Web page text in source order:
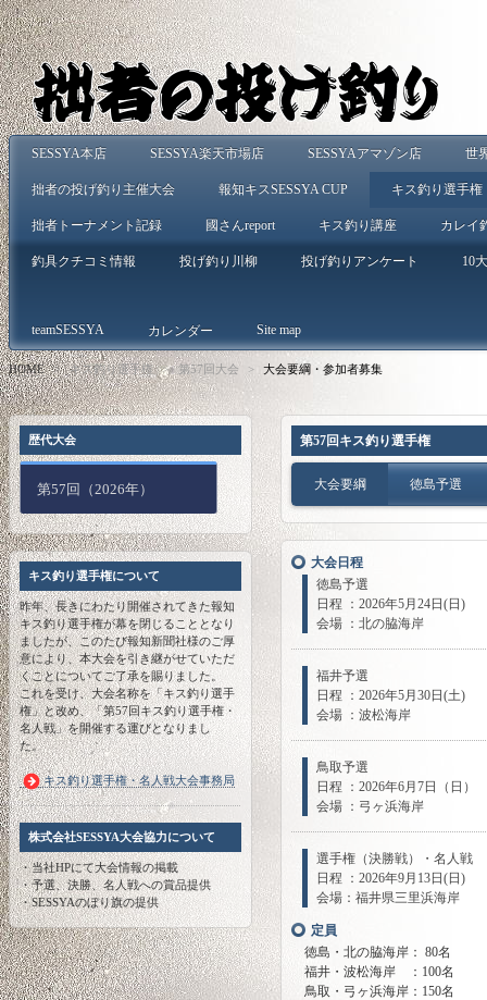
SESSYA本店 SESSYA楽天市場店 SESSYAアマゾン店 世
拙者の投げ釣り主催大会 報知キスSESSYA CUP キス釣り選手権
拙者トーナメント記録 國さんreport キス釣り講座 カレイ
釣具クチコミ情報 投げ釣り川柳 投げ釣りアンケート 10
teamSESSYA カレンダー Site map
HOME > キス釣り選手権 > 第57回大会 > 大会要綱・参加者募集
第57回キス釣り選手権
大会要綱 徳島予選
大会日程
徳島予選
日程 ：2026年5月24日(日)
会場 ：北の脇海岸
福井予選
日程 ：2026年5月30日(土)
会場 ：波松海岸
鳥取予選
日程 ：2026年6月7日（日）
会場 ：弓ヶ浜海岸
選手権（決勝戦）・名人戦
日程 ：2026年9月13日(日)
会場：福井県三里浜海岸
定員
徳島・北の脇海岸： 80名
福井・波松海岸 ：100名
鳥取・弓ヶ浜海岸：150名
歴代大会
第57回（2026年）
キス釣り選手権について
昨年、長きにわたり開催されてきた報知
キス釣り選手権が幕を閉じることとなり
ましたが、このたび報知新聞社様のご厚
意により、本大会を引き継がせていただ
くことについてご了承を賜りました。
これを受け、大会名称を「キス釣り選手
権」と改め、「第57回キス釣り選手権・
名人戦」を開催する運びとなりまし
た。
キス釣り選手権・名人戦大会事務局
株式会社SESSYA大会協力について
・当社HPにて大会情報の掲載
・予選、決勝、名人戦への賞品提供
・SESSYAのぼり旗の提供